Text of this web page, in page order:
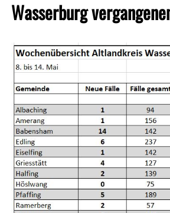
Wasserburg